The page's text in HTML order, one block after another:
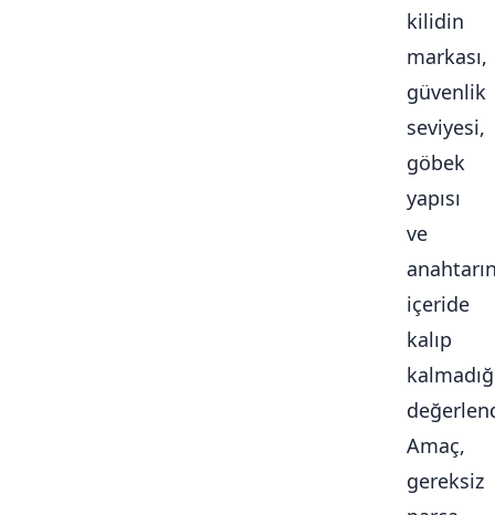
kilidin
markası,
güvenlik
seviyesi,
göbek
yapısı
ve
içeride
kalıp
Amaç,
gereksiz